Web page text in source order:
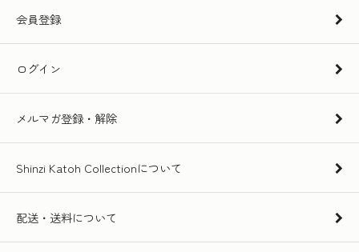
会員登録
ログイン
メルマガ登録・解除
Shinzi Katoh Collectionについて
配送・送料について